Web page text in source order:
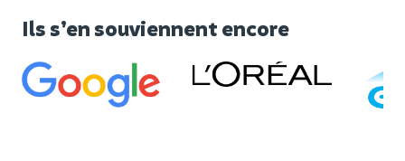
Ils s’en souviennent encore